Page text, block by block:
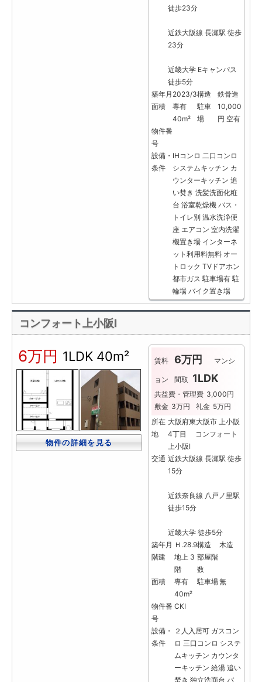
徒歩23分
近鉄大阪線 長瀬駅 徒歩
23分
近畿大学 Eキャンパス
徒歩5分
築年月 2023/3構造
鉄骨造
面積
専有
40m²
駐車
場
10,000
円 空有
物件番
号
設備・
条件
IHコンロ 二口コンロ
システムキッチン カ
ウンターキッチン 追
い焚き 洗髪洗面化粧
台 浴室乾燥機 バス・
トイレ別 温水洗浄便
座 エアコン 室内洗濯
機置き場 インターネ
ット利用料無料 オー
トロック TVドアホン
都市ガス 駐車場有 駐
輪場 バイク置き場
コンフォート上小阪Ⅰ
6万円 1LDK 40m²
物件の詳細を見る
賃料 6万円 マンシ
ョン 間取 1LDK
共益費・管理費 3,000円
敷金 3万円 礼金 5万円
所在
地
大阪府東大阪市 上小阪
4丁目 コンフォート
上小阪Ⅰ
交通 近鉄大阪線 長瀬駅 徒歩
15分
近鉄奈良線 八戸ノ里駅
徒歩15分
近畿大学 徒歩5分
築年月 Ｈ.28.9構造
木造
階建
地上 3
階
部屋階
数
面積
専有
40m²
駐車場無
物件番
号
CKⅠ
設備・
条件
２人入居可 ガスコン
ロ 三口コンロ システ
ムキッチン カウンタ
ーキッチン 給湯 追い
焚き 独立洗面台 バ